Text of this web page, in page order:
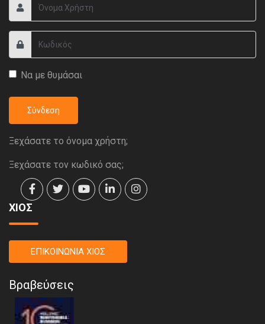
Να με θυμάσαι
Σύνδεση
Ξεχάσατε το όνομα χρήστη;
Ξεχάσατε τον κωδικό σας;
ΧΙΟΣ
ΕΠΙΚΟΙΝΩΝΙΑ ΧΙΟΣ
Βραβεύσεις